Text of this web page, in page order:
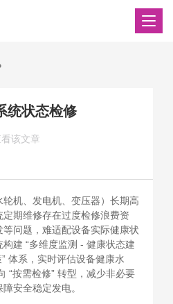
统状态检修
该文章
机、发电机、变压器）长期高
期维修存在过度检修浪费资
问题，难适配设备实际健康状
建 “多维度监测 - 健康状态建
体系，实时评估设备健康水
“按需检修” 转型，减少非必要
安全稳定发电。